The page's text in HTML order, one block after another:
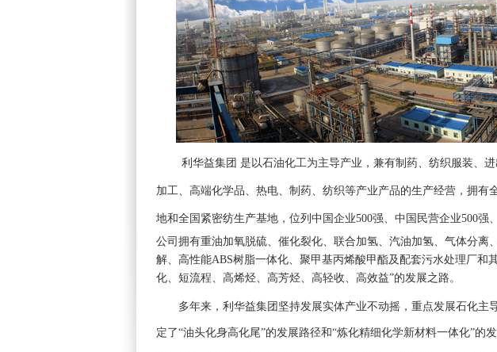
利华益集团 是以石油化工为主导产业，兼有制药、纺织服装、
加工、高端化学品、热电、制药、纺织等产业产品的生产经营，拥
地和全国紧密纺生产基地，位列中国企业500强、中国民营企业500
公司拥有重油加氧脱硫、催化裂化、联合加氢、汽油加氢、气体分
解、高性能ABS树脂一体化、聚甲基丙烯酸甲酯及配套污水处理厂
化、短流程、高烯烃、高芳烃、高轻收、高效益”的发展之路。
多年来，利华益集团坚持发展实体产业不动摇，重点发展石化主
定了“油头化身高化尾”的发展路径和“炼化精细化学新材料一体化”